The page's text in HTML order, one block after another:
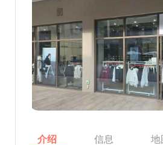
介绍 信息 地